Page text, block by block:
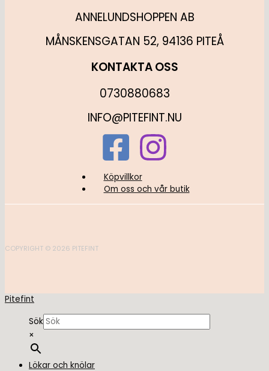
ANNELUNDSHOPPEN AB
MÅNSKENSGATAN 52, 94136 PITEÅ
KONTAKTA OSS
0730880683
INFO@PITEFINT.NU
Köpvillkor
Om oss och vår butik
COPYRIGHT © 2026 PITEFINT
Pitefint
Sök
×
Lökar och knölar